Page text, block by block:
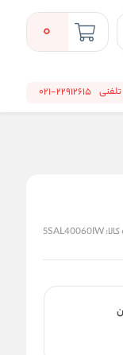
0
22912615-021
5SAL40060IW